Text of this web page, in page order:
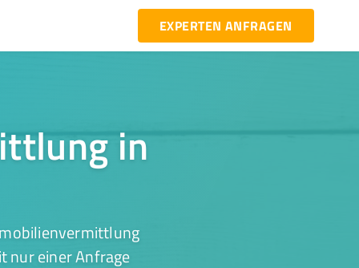
EXPERTEN ANFRAGEN
in
nur einer Anfrage